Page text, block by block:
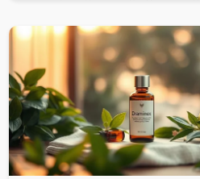
الأبوية، تشعرنا